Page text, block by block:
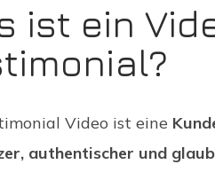
ist ein
Video ist eine
authentischer und